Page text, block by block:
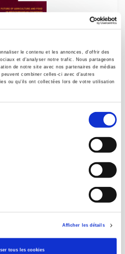
le contenu et les annonces, d'offrir des
et d'analyser notre trafic. Nous partageons
de notre site avec nos partenaires de médias
combiner celles-ci avec d'autres
ou qu'ils ont collectées lors de votre utilisation
Afficher les détails
tous les cookies
and Food in Mediterranean
2008